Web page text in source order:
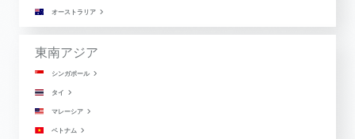
オーストラリア
東南アジア
シンガポール
タイ
マレーシア
ベトナム